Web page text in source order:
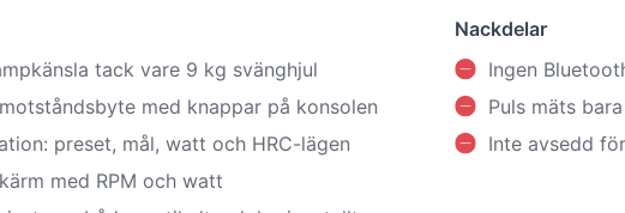
tack vare 9 kg svänghjul
med knappar på konsolen
preset, mål, watt och HRC-lägen
med RPM och watt
Nackdelar
Ingen
Puls mäts
Inte avsedd